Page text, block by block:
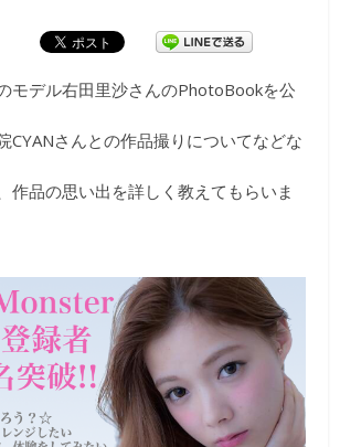
モデル右田里沙さんのPhotoBookを公
CYANさんとの作品撮りについてなどな
作品の思い出を詳しく教えてもらいま